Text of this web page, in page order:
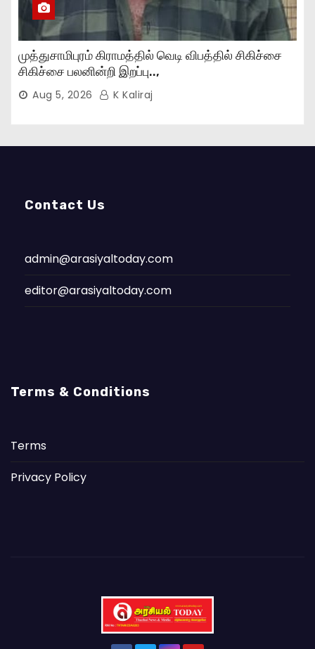
முத்துசாமிபுரம் கிராமத்தில் வெடி விபத்தில் சிகிச்சை
சிகிச்சை பலனின்றி இறப்பு..,
Aug 5, 2026 K Kaliraj
Contact Us
admin@arasiyaltoday.com
editor@arasiyaltoday.com
Terms & Conditions
Terms
Privacy Policy